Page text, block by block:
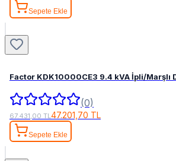
Sepete Ekle
Factor KDK10000CE3 9.4 kVA İpli/Marşlı
(0)
67.431,00 TL 47.201,70 TL
Sepete Ekle